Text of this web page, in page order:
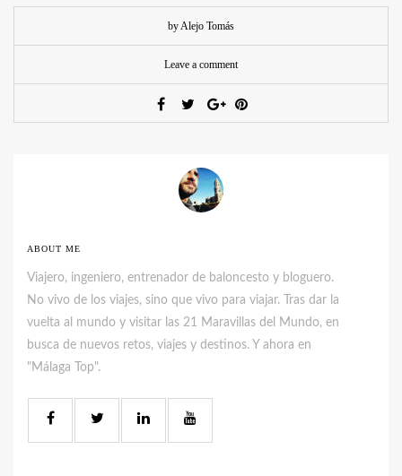
by Alejo Tomás
Leave a comment
ABOUT ME
Viajero, ingeniero, entrenador de baloncesto y bloguero.
No vivo de los viajes, sino que vivo para viajar. Tras dar la
vuelta al mundo y visitar las 21 Maravillas del Mundo, en
busca de nuevos retos, viajes y destinos. Y ahora en
"Málaga Top".